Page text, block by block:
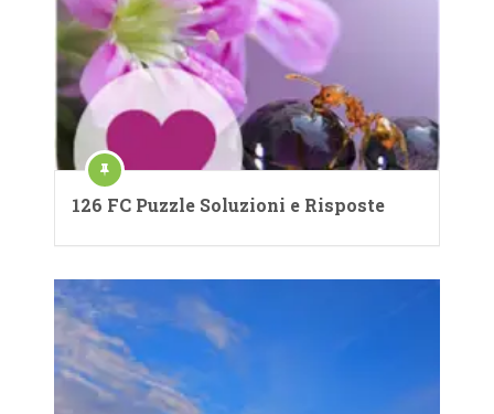
126 FC Puzzle Soluzioni e Risposte